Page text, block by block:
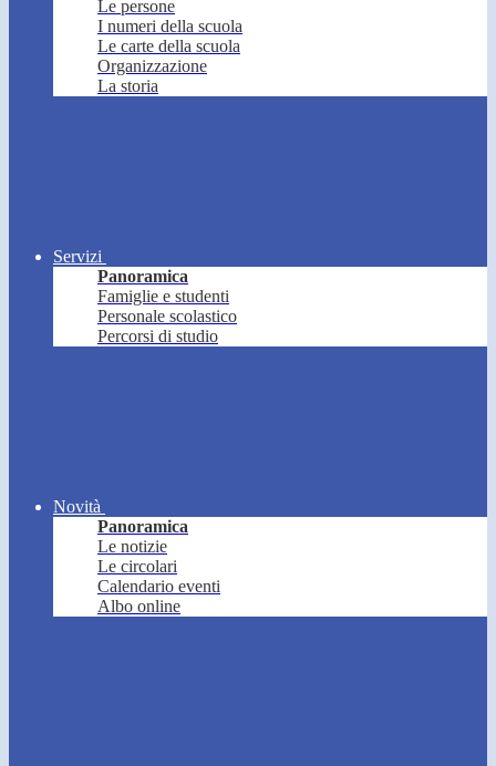
Le persone
I numeri della scuola
Le carte della scuola
Organizzazione
La storia
Servizi
Panoramica
Famiglie e studenti
Personale scolastico
Percorsi di studio
Novità
Panoramica
Le notizie
Le circolari
Calendario eventi
Albo online